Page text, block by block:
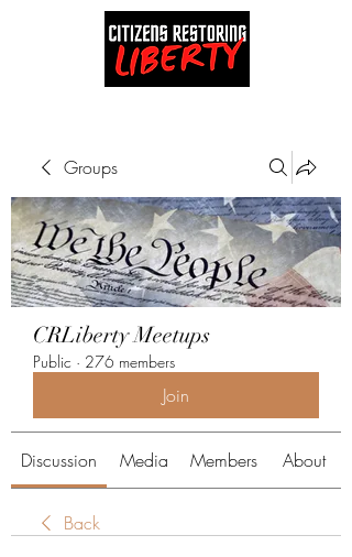
Groups
CRLiberty Meetups
Public · 276 members
Join
Discussion Media Members About
Back